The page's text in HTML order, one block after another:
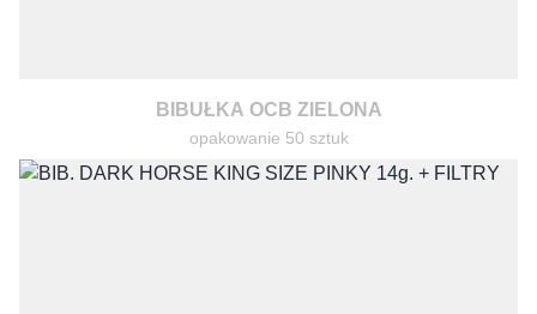
BIBUŁKA OCB ZIELONA
opakowanie 50 sztuk